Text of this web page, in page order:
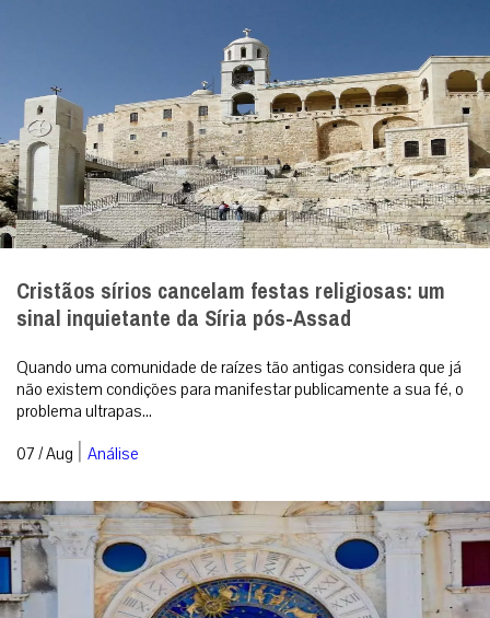
Cristãos sírios cancelam festas religiosas: um
sinal inquietante da Síria pós-Assad
Quando uma comunidade de raízes tão antigas considera que já
não existem condições para manifestar publicamente a sua fé, o
problema ultrapas...
07 / Aug | Análise